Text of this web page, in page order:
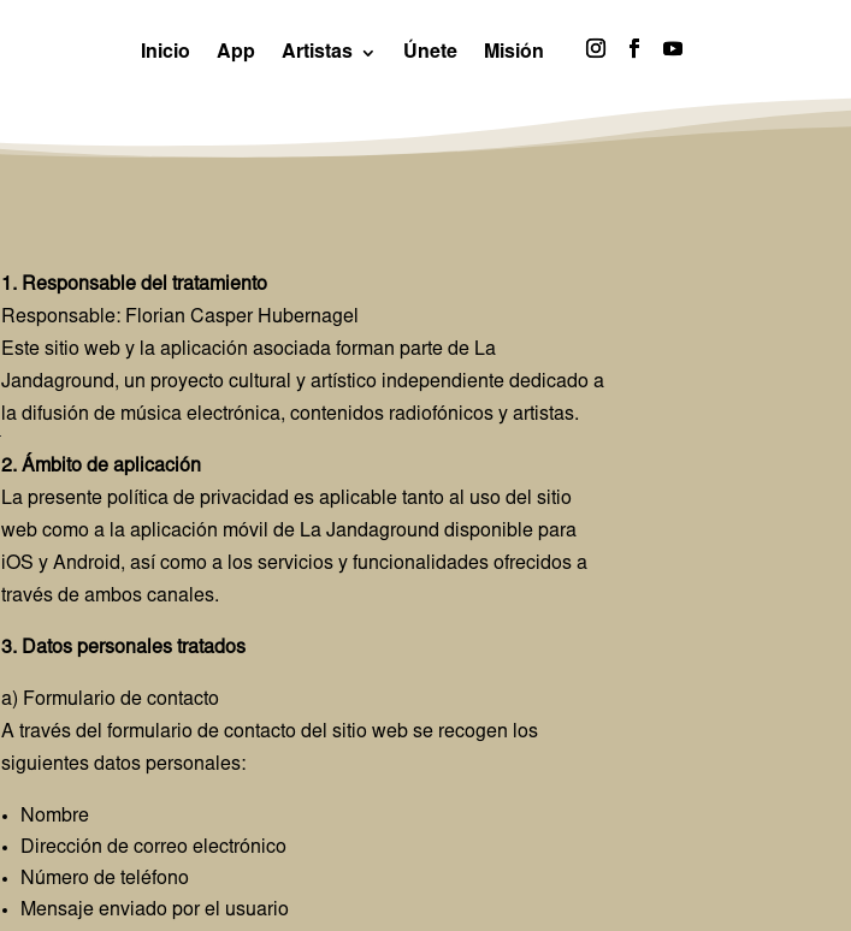
Inicio App Artistas Únete Misión
1. Responsable del tratamiento
Responsable: Florian Casper Hubernagel
Este sitio web y la aplicación asociada forman parte de La
Jandaground, un proyecto cultural y artístico independiente dedicado a
la difusión de música electrónica, contenidos radiofónicos y artistas.
2. Ámbito de aplicación
La presente política de privacidad es aplicable tanto al uso del sitio
web como a la aplicación móvil de La Jandaground disponible para
iOS y Android, así como a los servicios y funcionalidades ofrecidos a
través de ambos canales.
3. Datos personales tratados
a) Formulario de contacto
A través del formulario de contacto del sitio web se recogen los
siguientes datos personales:
Nombre
Dirección de correo electrónico
Número de teléfono
Mensaje enviado por el usuario